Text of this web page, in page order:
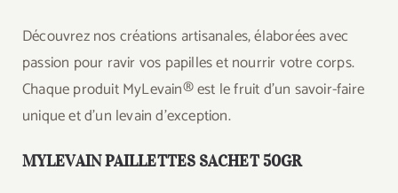
Découvrez nos créations artisanales, élaborées avec
passion pour ravir vos papilles et nourrir votre corps.
Chaque produit MyLevain® est le fruit d’un savoir-faire
unique et d’un levain d’exception.
MYLEVAIN PAILLETTES SACHET 50GR